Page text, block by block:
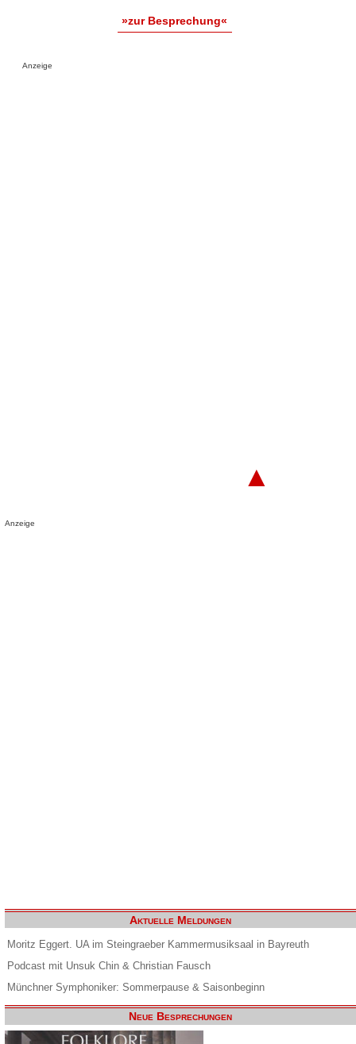
»zur Besprechung«
Anzeige
▲
Anzeige
Aktuelle Meldungen
Moritz Eggert. UA im Steingraeber Kammermusiksaal in Bayreuth
Podcast mit Unsuk Chin & Christian Fausch
Münchner Symphoniker: Sommerpause & Saisonbeginn
Neue Besprechungen